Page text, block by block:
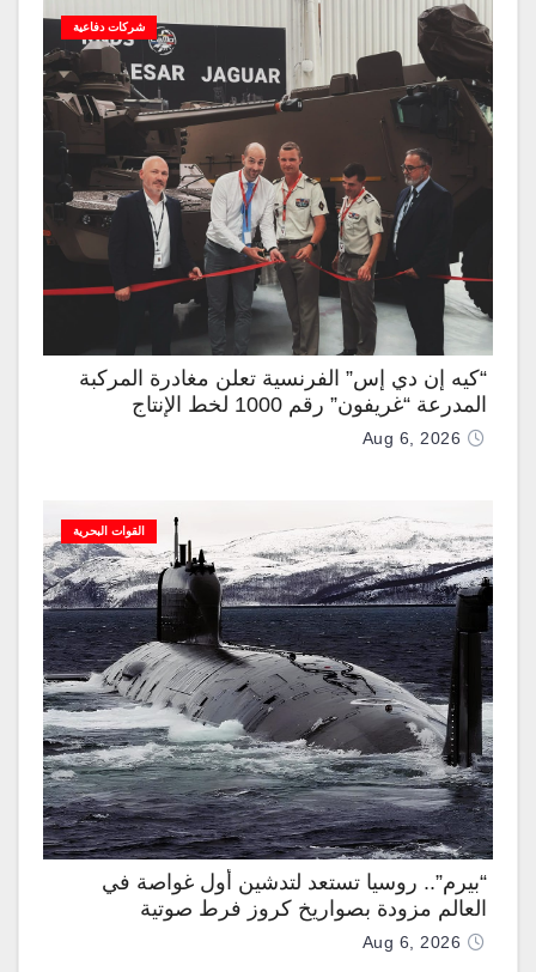
شركات دفاعية
“كيه إن دي إس” الفرنسية تعلن مغادرة المركبة
المدرعة “غريفون” رقم 1000 لخط الإنتاج
Aug 6, 2026
القوات البحرية
“بيرم”.. روسيا تستعد لتدشين أول غواصة في
العالم مزودة بصواريخ كروز فرط صوتية
Aug 6, 2026